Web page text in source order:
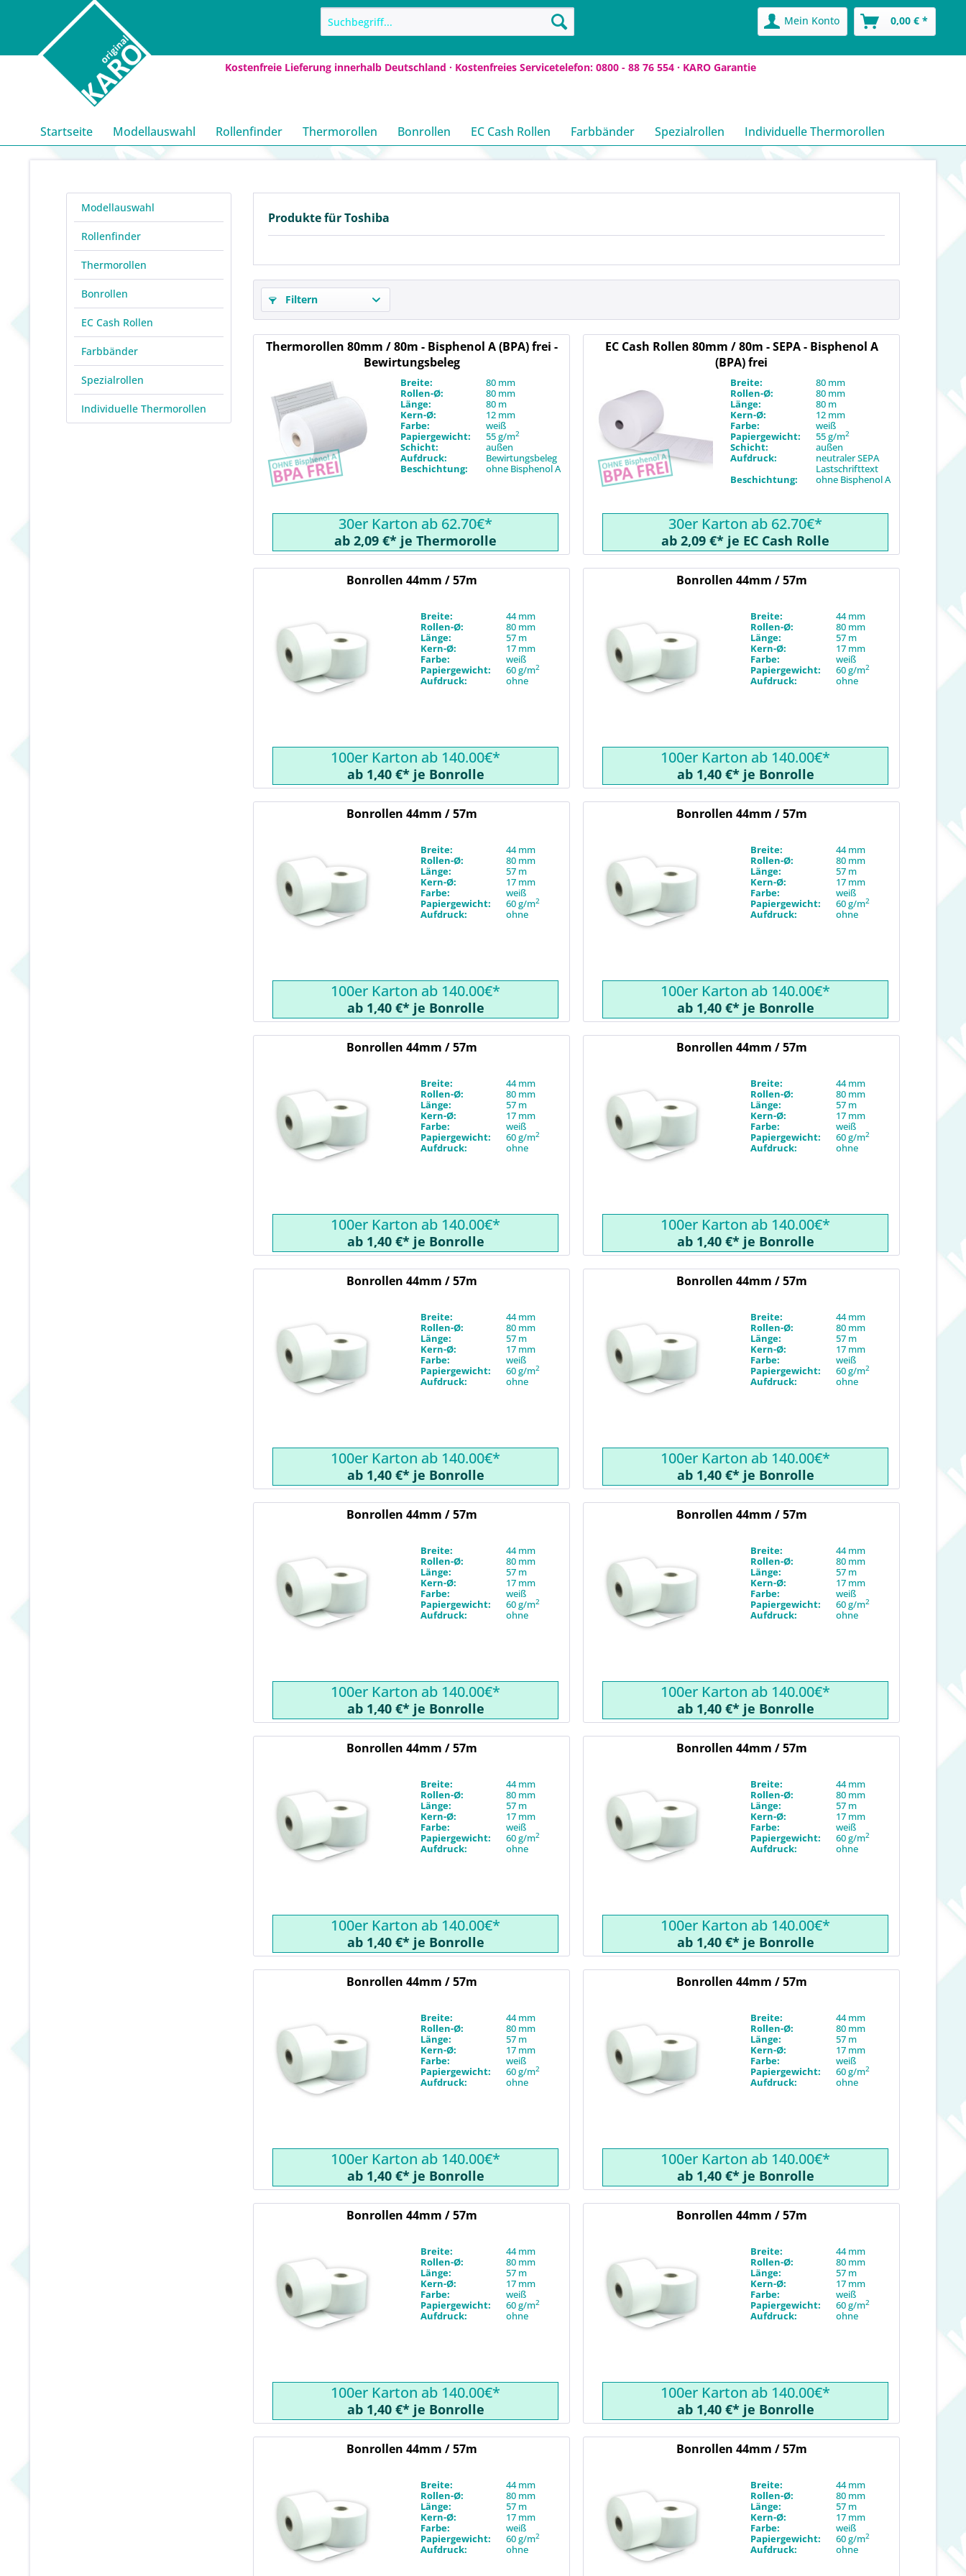
Kostenfreie Lieferung innerhalb Deutschland · Kostenfreies Servicetelefon: 0800 - 88 76 554 · KARO Garantie
Mein Konto 0,00 € *
Startseite Modellauswahl Rollenfinder Thermorollen Bonrollen EC Cash Rollen Farbbänder Spezialrollen Individuelle Thermorollen
Modellauswahl
Rollenfinder
Thermorollen
Bonrollen
EC Cash Rollen
Farbbänder
Spezialrollen
Individuelle Thermorollen
Produkte für Toshiba
Filtern
Thermorollen 80mm / 80m - Bisphenol A (BPA) frei -
Bewirtungsbeleg
Breite:
80 mm
Rollen-Ø:
80 mm
Länge:
80 m
Kern-Ø:
12 mm
Farbe:
weiß
Papiergewicht:
55 g/m2
Schicht:
außen
Aufdruck:
Bewirtungsbeleg
Beschichtung:
ohne Bisphenol A
30er Karton ab 62.70€*
ab 2,09 €* je Thermorolle
EC Cash Rollen 80mm / 80m - SEPA - Bisphenol A
(BPA) frei
Breite:
80 mm
Rollen-Ø:
80 mm
Länge:
80 m
Kern-Ø:
12 mm
Farbe:
weiß
Papiergewicht:
55 g/m2
Schicht:
außen
Aufdruck:
neutraler SEPA
Lastschrifttext
Beschichtung:
ohne Bisphenol A
30er Karton ab 62.70€*
ab 2,09 €* je EC Cash Rolle
Bonrollen 44mm / 57m
Breite:
44 mm
Rollen-Ø:
80 mm
Länge:
57 m
Kern-Ø:
17 mm
Farbe:
weiß
Papiergewicht:
60 g/m2
Aufdruck: ohne
100er Karton ab 140.00€*
ab 1,40 €* je Bonrolle
Bonrollen 44mm / 57m
Breite:
44 mm
Rollen-Ø:
80 mm
Länge:
57 m
Kern-Ø:
17 mm
Farbe:
weiß
Papiergewicht:
60 g/m2
Aufdruck: ohne
100er Karton ab 140.00€*
ab 1,40 €* je Bonrolle
Bonrollen 44mm / 57m
Breite:
44 mm
Rollen-Ø:
80 mm
Länge:
57 m
Kern-Ø:
17 mm
Farbe:
weiß
Papiergewicht:
60 g/m2
Aufdruck: ohne
100er Karton ab 140.00€*
ab 1,40 €* je Bonrolle
Bonrollen 44mm / 57m
Breite:
44 mm
Rollen-Ø:
80 mm
Länge:
57 m
Kern-Ø:
17 mm
Farbe:
weiß
Papiergewicht:
60 g/m2
Aufdruck: ohne
100er Karton ab 140.00€*
ab 1,40 €* je Bonrolle
Bonrollen 44mm / 57m
Breite:
44 mm
Rollen-Ø:
80 mm
Länge:
57 m
Kern-Ø:
17 mm
Farbe:
weiß
Papiergewicht:
60 g/m2
Aufdruck: ohne
100er Karton ab 140.00€*
ab 1,40 €* je Bonrolle
Bonrollen 44mm / 57m
Breite:
44 mm
Rollen-Ø:
80 mm
Länge:
57 m
Kern-Ø:
17 mm
Farbe:
weiß
Papiergewicht:
60 g/m2
Aufdruck: ohne
100er Karton ab 140.00€*
ab 1,40 €* je Bonrolle
Bonrollen 44mm / 57m
Breite:
44 mm
Rollen-Ø:
80 mm
Länge:
57 m
Kern-Ø:
17 mm
Farbe:
weiß
Papiergewicht:
60 g/m2
Aufdruck: ohne
100er Karton ab 140.00€*
ab 1,40 €* je Bonrolle
Bonrollen 44mm / 57m
Breite:
44 mm
Rollen-Ø:
80 mm
Länge:
57 m
Kern-Ø:
17 mm
Farbe:
weiß
Papiergewicht:
60 g/m2
Aufdruck: ohne
100er Karton ab 140.00€*
ab 1,40 €* je Bonrolle
Bonrollen 44mm / 57m
Breite:
44 mm
Rollen-Ø:
80 mm
Länge:
57 m
Kern-Ø:
17 mm
Farbe:
weiß
Papiergewicht:
60 g/m2
Aufdruck: ohne
100er Karton ab 140.00€*
ab 1,40 €* je Bonrolle
Bonrollen 44mm / 57m
Breite:
44 mm
Rollen-Ø:
80 mm
Länge:
57 m
Kern-Ø:
17 mm
Farbe:
weiß
Papiergewicht:
60 g/m2
Aufdruck: ohne
100er Karton ab 140.00€*
ab 1,40 €* je Bonrolle
Bonrollen 44mm / 57m
Breite:
44 mm
Rollen-Ø:
80 mm
Länge:
57 m
Kern-Ø:
17 mm
Farbe:
weiß
Papiergewicht:
60 g/m2
Aufdruck: ohne
100er Karton ab 140.00€*
ab 1,40 €* je Bonrolle
Bonrollen 44mm / 57m
Breite:
44 mm
Rollen-Ø:
80 mm
Länge:
57 m
Kern-Ø:
17 mm
Farbe:
weiß
Papiergewicht:
60 g/m2
Aufdruck: ohne
100er Karton ab 140.00€*
ab 1,40 €* je Bonrolle
Bonrollen 44mm / 57m
Breite:
44 mm
Rollen-Ø:
80 mm
Länge:
57 m
Kern-Ø:
17 mm
Farbe:
weiß
Papiergewicht:
60 g/m2
Aufdruck: ohne
100er Karton ab 140.00€*
ab 1,40 €* je Bonrolle
Bonrollen 44mm / 57m
Breite:
44 mm
Rollen-Ø:
80 mm
Länge:
57 m
Kern-Ø:
17 mm
Farbe:
weiß
Papiergewicht:
60 g/m2
Aufdruck: ohne
100er Karton ab 140.00€*
ab 1,40 €* je Bonrolle
Bonrollen 44mm / 57m
Breite:
44 mm
Rollen-Ø:
80 mm
Länge:
57 m
Kern-Ø:
17 mm
Farbe:
weiß
Papiergewicht:
60 g/m2
Aufdruck: ohne
100er Karton ab 140.00€*
ab 1,40 €* je Bonrolle
Bonrollen 44mm / 57m
Breite:
44 mm
Rollen-Ø:
80 mm
Länge:
57 m
Kern-Ø:
17 mm
Farbe:
weiß
Papiergewicht:
60 g/m2
Aufdruck: ohne
100er Karton ab 140.00€*
ab 1,40 €* je Bonrolle
Bonrollen 44mm / 57m
Breite:
44 mm
Rollen-Ø:
80 mm
Länge:
57 m
Kern-Ø:
17 mm
Farbe:
weiß
Papiergewicht:
60 g/m2
Aufdruck: ohne
Bonrollen 44mm / 57m
Breite:
44 mm
Rollen-Ø:
80 mm
Länge:
57 m
Kern-Ø:
17 mm
Farbe:
weiß
Papiergewicht:
60 g/m2
Aufdruck: ohne